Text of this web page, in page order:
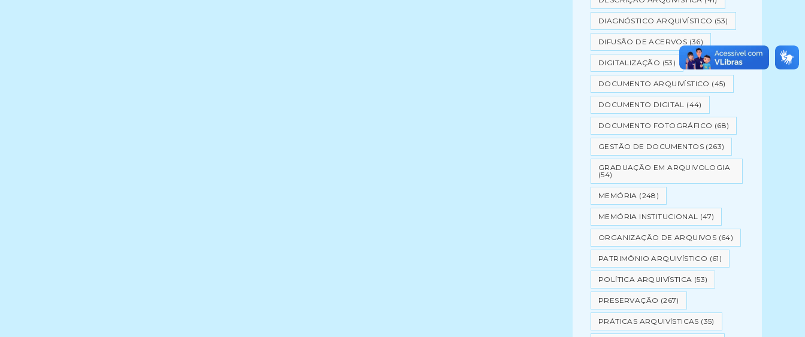
DIAGNÓSTICO ARQUIVÍSTICO (53)
DIFUSÃO DE ACERVOS (36)
DIGITALIZAÇÃO (53)
DOCUMENTO ARQUIVÍSTICO (45)
DOCUMENTO DIGITAL (44)
DOCUMENTO FOTOGRÁFICO (68)
GESTÃO DE DOCUMENTOS (263)
GRADUAÇÃO EM ARQUIVOLOGIA
(54)
MEMÓRIA (248)
MEMÓRIA INSTITUCIONAL (47)
ORGANIZAÇÃO DE ARQUIVOS (64)
PATRIMÔNIO ARQUIVÍSTICO (61)
POLÍTICA ARQUIVÍSTICA (53)
PRESERVAÇÃO (267)
PRÁTICAS ARQUIVÍSTICAS (35)